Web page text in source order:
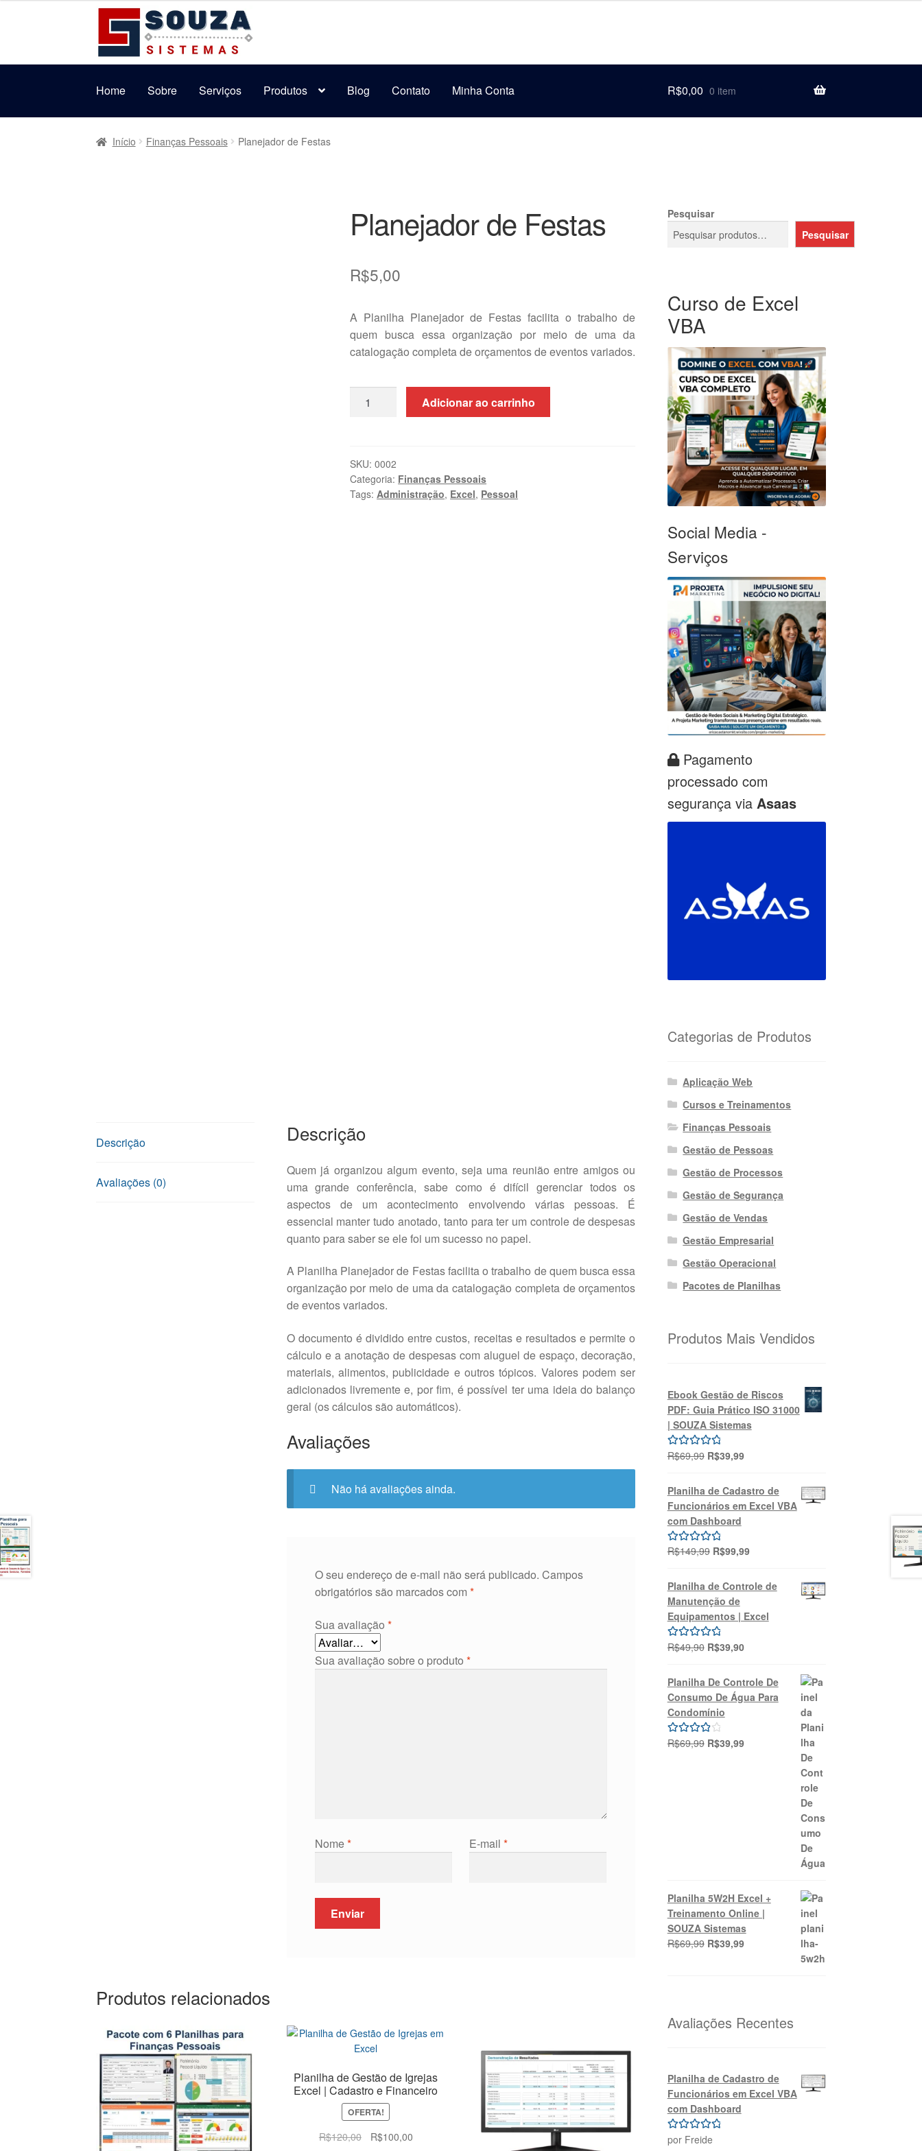
Pular
para
navegação
Pular
para
o
conteúdo
Home
Sobre Serviços Produtos Blog Contato Minha Conta R$0,00 0 item
Início Finanças Pessoais Planejador de Festas
Planejador de Festas
R$5,00
A Planilha Planejador de Festas facilita o trabalho de
quem busca essa organização por meio de uma da
catalogação completa de orçamentos de eventos variados.
Adicionar ao carrinho
SKU:0002
Categoria: Finanças Pessoais
Tags:Administração, Excel, Pessoal
Descrição
Avaliações (0)
Descrição
Quem já organizou algum evento, seja uma reunião entre amigos ou
uma grande conferência, sabe como é difícil gerenciar todos os
aspectos de um acontecimento envolvendo várias pessoas. É
essencial manter tudo anotado, tanto para ter um controle de despesas
quanto para saber se ele foi um sucesso no papel.
A Planilha Planejador de Festas facilita o trabalho de quem busca essa
organização por meio de uma da catalogação completa de orçamentos
de eventos variados.
O documento é dividido entre custos, receitas e resultados e permite o
cálculo e a anotação de despesas com aluguel de espaço, decoração,
materiais, alimentos, publicidade e outros tópicos. Valores podem ser
adicionados livremente e, por fim, é possível ter uma ideia do balanço
geral (os cálculos são automáticos).
Avaliações
Não há avaliações ainda.
O seu endereço de e-mail não será publicado. Campos
obrigatórios são marcados com*
Sua avaliação*
Sua avaliação sobre o produto*
Nome* E-mail*
Produtos relacionados
Planilha de Gestão de Igrejas
Excel | Cadastro e Financeiro
OFERTA!
R$120,00 R$100,00O
Pesquisar
Pesquisar
Curso de Excel
VBA
Social Media -
Serviços
Pagamento
processado com
segurança via Asaas
Categorias de Produtos
Aplicação Web
Cursos e Treinamentos
Finanças Pessoais
Gestão de Pessoas
Gestão de Processos
Gestão de Segurança
Gestão de Vendas
Gestão Empresarial
Gestão Operacional
Pacotes de Planilhas
Produtos Mais Vendidos
Ebook Gestão de Riscos
PDF: Guia Prático ISO 31000
| SOUZA Sistemas
Avaliação
R$69,99 O
original
era:
R$69,99.
R$39,99O
é:
R$39,99.
Planilha de Cadastro de
Funcionários em Excel VBA
com Dashboard
Avaliação
R$149,99 O
original
era:
R$149,99.
R$99,99O
atual
é:
R$99,99.
Planilha de Controle de
Manutenção de
Equipamentos | Excel
Avaliação
R$49,90 O
original
era:
R$49,90.
R$39,90O
atual
é:
R$39,90.
Planilha De Controle De
Consumo De Água Para
Condomínio
Avaliação
R$69,99 O
R$39,99O
Planilha 5W2H Excel +
Treinamento Online |
SOUZA Sistemas
R$69,99 O
R$39,99O
Avaliações Recentes
Planilha de Cadastro de
Funcionários em Excel VBA
com Dashboard
Avaliação5
por Freide